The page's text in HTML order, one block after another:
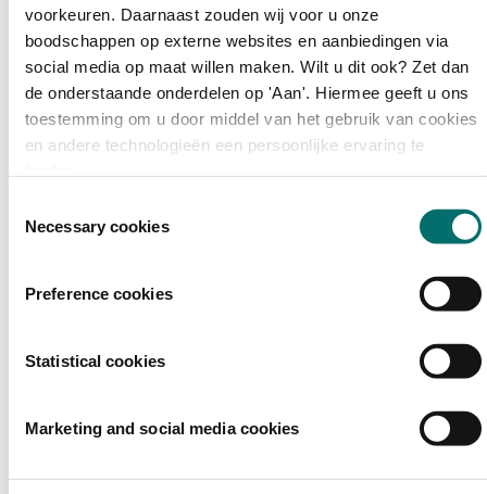
voorkeuren. Daarnaast zouden wij voor u onze
boodschappen op externe websites en aanbiedingen via
social media op maat willen maken. Wilt u dit ook? Zet dan
de onderstaande onderdelen op 'Aan'. Hiermee geeft u ons
toestemming om u door middel van het gebruik van cookies
en andere technologieën een persoonlijke ervaring te
Necessary cookies
Preference cookies
Statistical cookies
Marketing and social media cookies
Bezoeken
Over Horecava
NIEUWSBRIEF
Home
Exposanten Horecava
Asian Delights exclusieve SpringRolls BY "TY-Le"
Ty-Le is een familiebedrijf met de oorsprong in Vietnam. Ons